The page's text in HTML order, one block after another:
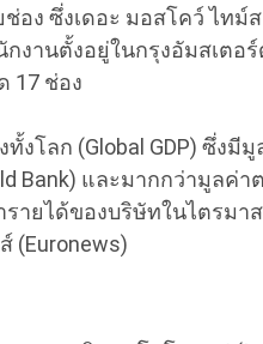
อง ซึ่งเดอะ มอสโคว์ ไทม์
งานตั้งอยู่ในกรุงอัมสเตอ
17 ช่อง
ลก (Global GDP) ซึ่งมีมู
Bank) และมากกว่ามูลค่า
ายได้ของบริษัทในไตรมา
(Euronews)